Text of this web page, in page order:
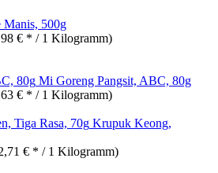
Manis, 500g
€ * / 1 Kilogramm)
Mi Goreng Pangsit, ABC, 80g
€ * / 1 Kilogramm)
Krupuk Keong,
€ * / 1 Kilogramm)